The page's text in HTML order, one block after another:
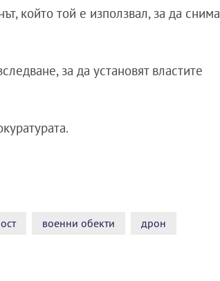
който той е използвал, за да снима
за да установят властите
военни обекти дрон